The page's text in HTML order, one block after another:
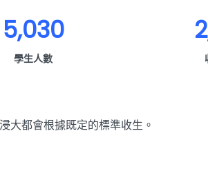
5,030
學生人數
大都會根據既定的標準收生。